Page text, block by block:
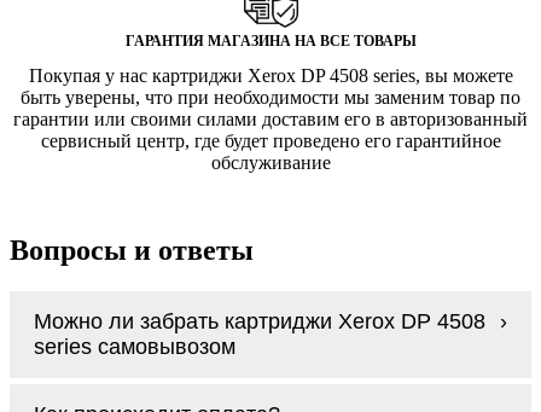
ГАРАНТИЯ МАГАЗИНА НА ВСЕ ТОВАРЫ
Покупая у нас картриджи Xerox DP 4508 series, вы можете
быть уверены, что при необходимости мы заменим товар по
гарантии или своими силами доставим его в авторизованный
сервисный центр, где будет проведено его гарантийное
обслуживание
Вопросы и ответы
Можно ли забрать картриджи Xerox DP 4508
series самовывозом